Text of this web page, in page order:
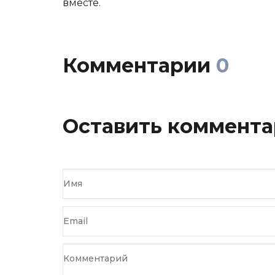
вместе.
Комментарии 0
Оставить